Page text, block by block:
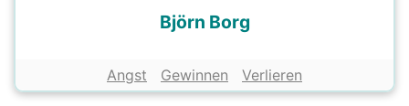
Björn Borg
Angst Gewinnen Verlieren